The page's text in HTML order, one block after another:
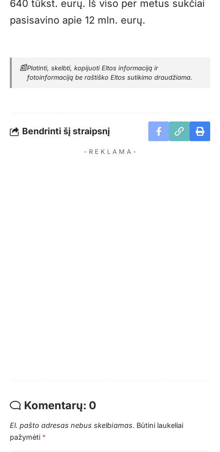
640 tūkst. eurų. Iš viso per metus sukčiai
pasisavino apie 12 mln. eurų.
📰Platinti, skelbti, kopijuoti Eltos informaciją ir
fotoinformaciją be raštiško Eltos sutikimo draudžiama.
Bendrinti šį straipsnį
- R E K L A M A -
Komentarų: 0
El. pašto adresas nebus skelbiamas. Būtini laukeliai
pažymėti *